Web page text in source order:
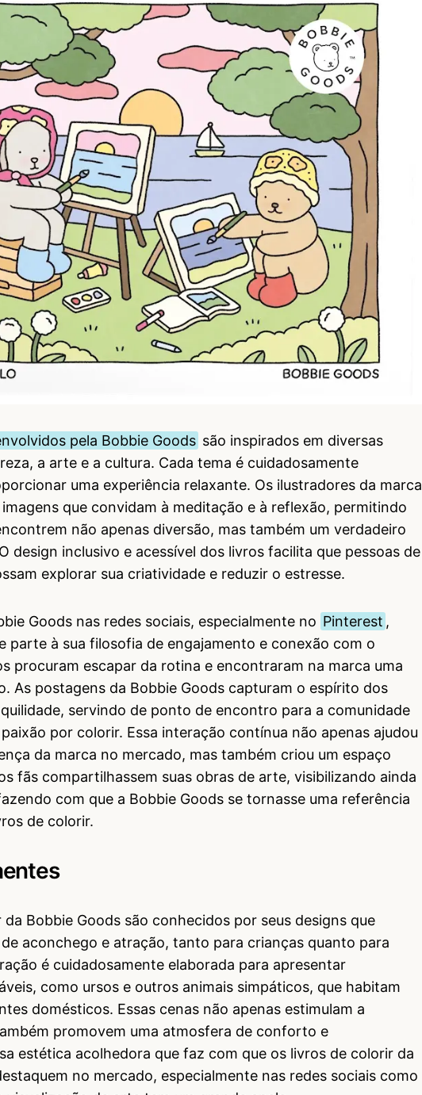
pela Bobbie Goods são inspirados em diversas
a arte e a cultura. Cada tema é cuidadosamente
uma experiência relaxante. Os ilustradores da marca
que convidam à meditação e à reflexão, permitindo
não apenas diversão, mas também um verdadeiro
design inclusivo e acessível dos livros facilita que pessoas de
explorar sua criatividade e reduzir o estresse.
Goods nas redes sociais, especialmente no Pinterest ,
parte à sua filosofia de engajamento e conexão com o
procuram escapar da rotina e encontraram na marca uma
As postagens da Bobbie Goods capturam o espírito dos
servindo de ponto de encontro para a comunidade
por colorir. Essa interação contínua não apenas ajudou
da marca no mercado, mas também criou um espaço
fãs compartilhassem suas obras de arte, visibilizando ainda
com que a Bobbie Goods se tornasse uma referência
de colorir.
Bobbie Goods são conhecidos por seus designs que
aconchego e atração, tanto para crianças quanto para
é cuidadosamente elaborada para apresentar
como ursos e outros animais simpáticos, que habitam
domésticos. Essas cenas não apenas estimulam a
promovem uma atmosfera de conforto e
estética acolhedora que faz com que os livros de colorir da
no mercado, especialmente nas redes sociais como